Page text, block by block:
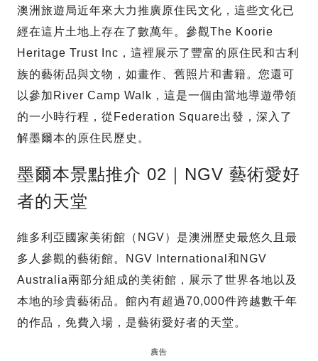
澳洲旅遊局近年來大力推廣原住民文化，這些文化已
經在這片土地上存在了數萬年。參觀The Koorie
Heritage Trust Inc，這裡展示了豐富的原住民和古利
族的藝術品與文物，如畫作、舊照片和書籍。您還可
以參加River Camp Walk，這是一個由當地導遊帶領
的一小時行程，從Federation Square出發，深入了
解墨爾本的原住民歷史。
墨爾本景點推介 02｜NGV 藝術愛好
者的天堂
維多利亞國家美術館（NGV）是澳洲歷史最悠久且最
多人參觀的藝術館。NGV International和NGV
Australia兩部分組成的美術館，展示了世界各地以及
本地的珍貴藝術品。館內有超過70,000件跨越數千年
的作品，免費入場，是藝術愛好者的天堂。
廣告